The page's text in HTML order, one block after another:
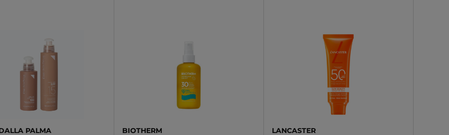
PALMA
BIOTHERM
LANCASTER